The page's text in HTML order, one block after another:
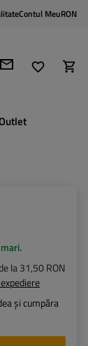
Contul MeuRON
la31,50 RON
și cumpăra